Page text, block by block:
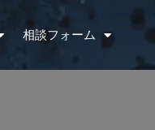
相談フォーム